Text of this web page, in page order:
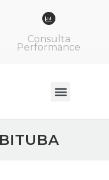
Consulta
Performance